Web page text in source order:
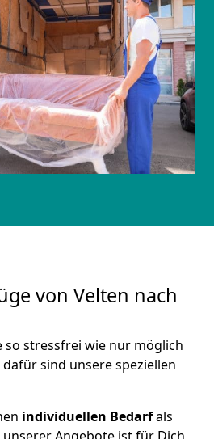
von Velten nach
so stressfrei wie nur möglich
sind unsere speziellen
individuellen Bedarfals